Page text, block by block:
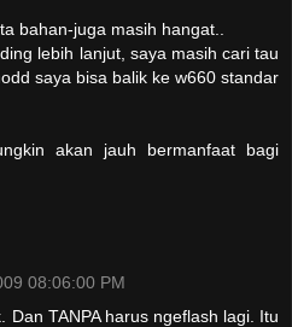
bahan-juga masih hangat..
lebih lanjut, saya masih cari tau
saya bisa balik ke w660 standar
akan jauh bermanfaat bagi
08:06:00 PM
Dan TANPA harus ngeflash lagi. Itu